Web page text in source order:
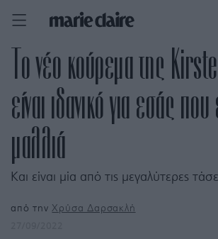
Το νέο κούρεμα της
είναι ιδανικό για εσάς
μαλλιά
Και είναι μία από τις μεγαλύτερες
από τηνΧρύσα Δαρσακλή